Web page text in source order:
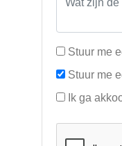
Stuur me
Stuur me
Ik ga